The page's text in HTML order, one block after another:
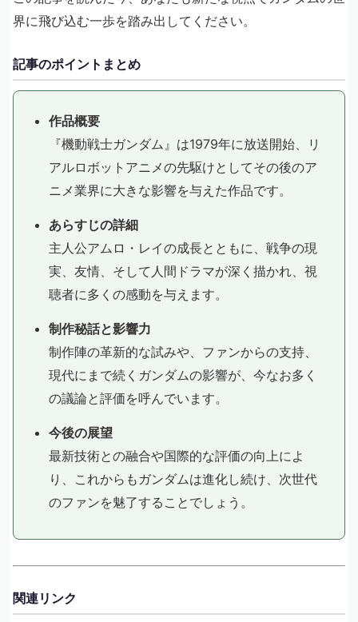
界に飛び込む一歩を踏み出してください。
記事のポイントまとめ
作品概要
『機動戦士ガンダム』は1979年に放送開始、リ
アルロボットアニメの先駆けとしてその後のア
ニメ業界に大きな影響を与えた作品です。
あらすじの詳細
主人公アムロ・レイの成長とともに、戦争の現
実、友情、そして人間ドラマが深く描かれ、視
聴者に多くの感動を与えます。
制作秘話と影響力
制作陣の革新的な試みや、ファンからの支持、
現代にまで続くガンダムの影響が、今なお多く
の議論と評価を呼んでいます。
今後の展望
最新技術との融合や国際的な評価の向上によ
り、これからもガンダムは進化し続け、次世代
のファンを魅了することでしょう。
関連リンク